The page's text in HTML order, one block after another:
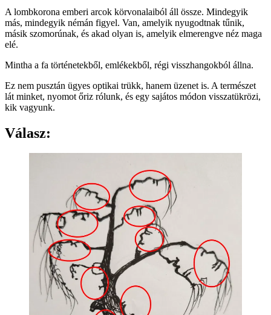
A lombkorona emberi arcok körvonalaiból áll össze. Mindegyik
más, mindegyik némán figyel. Van, amelyik nyugodtnak tűnik,
másik szomorúnak, és akad olyan is, amelyik elmerengve néz maga
elé.
Mintha a fa történetekből, emlékekből, régi visszhangokból állna.
Ez nem pusztán ügyes optikai trükk, hanem üzenet is. A természet
lát minket, nyomot őriz rólunk, és egy sajátos módon visszatükrözi,
kik vagyunk.
Válasz: